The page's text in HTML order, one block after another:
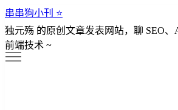
串串狗小刊 ⭐️
独元殇 的原创文章发表网站，聊 SEO、
前端技术 ~